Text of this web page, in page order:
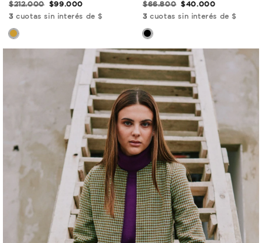
ÚLTIMAS
UNIDADES
$212.000
$99.000
3 cuotas sin interés de $
$66.800
$40.000
3 cuotas sin interés de $